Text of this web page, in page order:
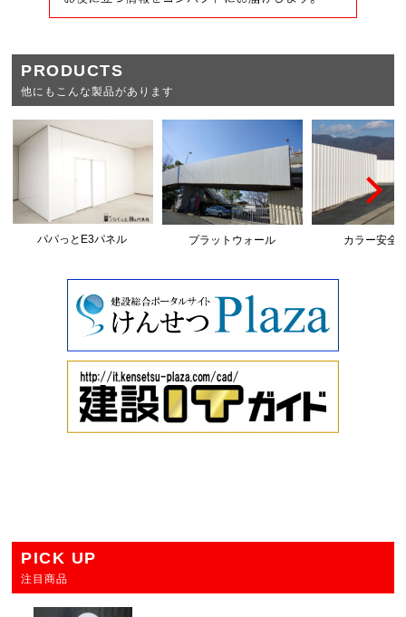
PRODUCTS
他にもこんな製品があります
パパっとE3パネル プラットウォール カラー安全
PICK UP
注目商品